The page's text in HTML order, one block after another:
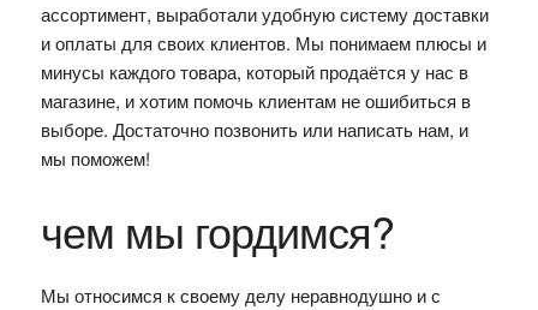
ассортимент, выработали удобную систему доставки
и оплаты для своих клиентов. Мы понимаем плюсы и
минусы каждого товара, который продаётся у нас в
магазине, и хотим помочь клиентам не ошибиться в
выборе. Достаточно позвонить или написать нам, и
мы поможем!
чем мы гордимся?
Мы относимся к своему делу неравнодушно и с